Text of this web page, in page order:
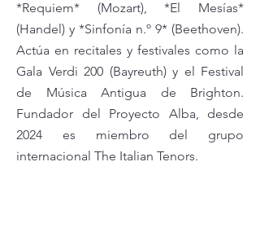
*Requiem* (Mozart), *El Mesías*
(Handel) y *Sinfonía n.º 9* (Beethoven).
Actúa en recitales y festivales como la
Gala Verdi 200 (Bayreuth) y el Festival
de Música Antigua de Brighton.
Fundador del Proyecto Alba, desde
2024 es miembro del grupo
internacional The Italian Tenors.